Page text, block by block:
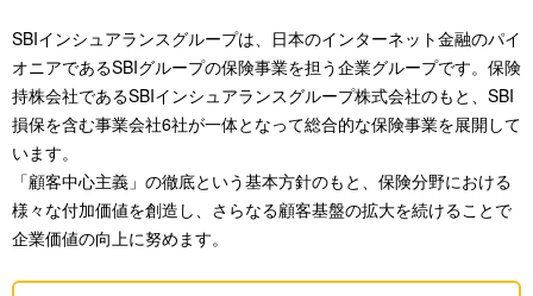
SBIインシュアランスグループは、日本のインターネット金融のパイ
オニアであるSBIグループの保険事業を担う企業グループです。保険
持株会社であるSBIインシュアランスグループ株式会社のもと、SBI
損保を含む事業会社6社が一体となって総合的な保険事業を展開して
います。
「顧客中心主義」の徹底という基本方針のもと、保険分野における
様々な付加価値を創造し、さらなる顧客基盤の拡大を続けることで
企業価値の向上に努めます。